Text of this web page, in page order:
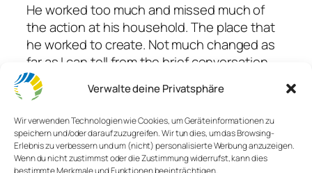
Verwalte deine Privatsphäre
Wir verwenden Technologien wie Cookies, um Geräteinformationen zu
speichern und/oder darauf zuzugreifen. Wir tun dies, um das Browsing-
Erlebnis zu verbessern und um (nicht) personalisierte Werbung anzuzeigen.
Wenn du nicht zustimmst oder die Zustimmung widerrufst, kann dies
bestimmte Merkmale und Funktionen beeinträchtigen.
He worked too much and missed much of
the action at his household. The place that
he worked to create. Not much changed as
far as I can tell from the brief conversation.
He sits in an airplane after a 3-day-
business-trip and looks tired and
overweight, far away from home.
“Money is so important! You need money for
everything.” he told me. Money is important